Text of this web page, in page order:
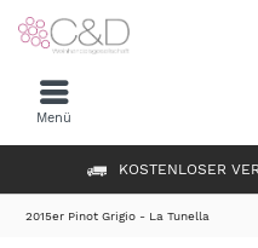
KOSTENLOSER
Menü
2015er Pinot Grigio - La Tunella